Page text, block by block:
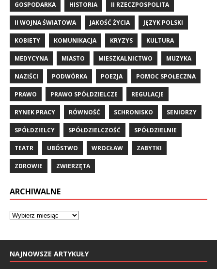
GOSPODARKA HISTORIA II RZECZPOSPOLITA
II WOJNA ŚWIATOWA JAKOŚĆ ŻYCIA JĘZYK POLSKI
KOBIETY KOMUNIKACJA KRYZYS KULTURA
MEDYCYNA MIASTO MIESZKALNICTWO MUZYKA
NAZIŚCI PODWÓRKA POEZJA POMOC SPOŁECZNA
PRAWO PRAWO SPÓŁDZIELCZE REGULACJE
RYNEK PRACY RÓWNOŚĆ SCHRONISKO SENIORZY
SPÓŁDZIELCY SPÓŁDZIELCZOŚĆ SPÓŁDZIELNIE
TEATR UBÓSTWO WROCŁAW ZABYTKI
ZDROWIE ZWIERZĘTA
ARCHIWALNE
NAJNOWSZE ARTYKUŁY